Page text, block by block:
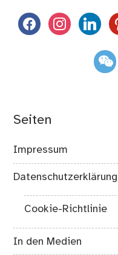
facebookinstagramlinkedin
weixin
Seiten
Impressum
Datenschutzerklärung
Cookie-Richtlinie
In den Medien